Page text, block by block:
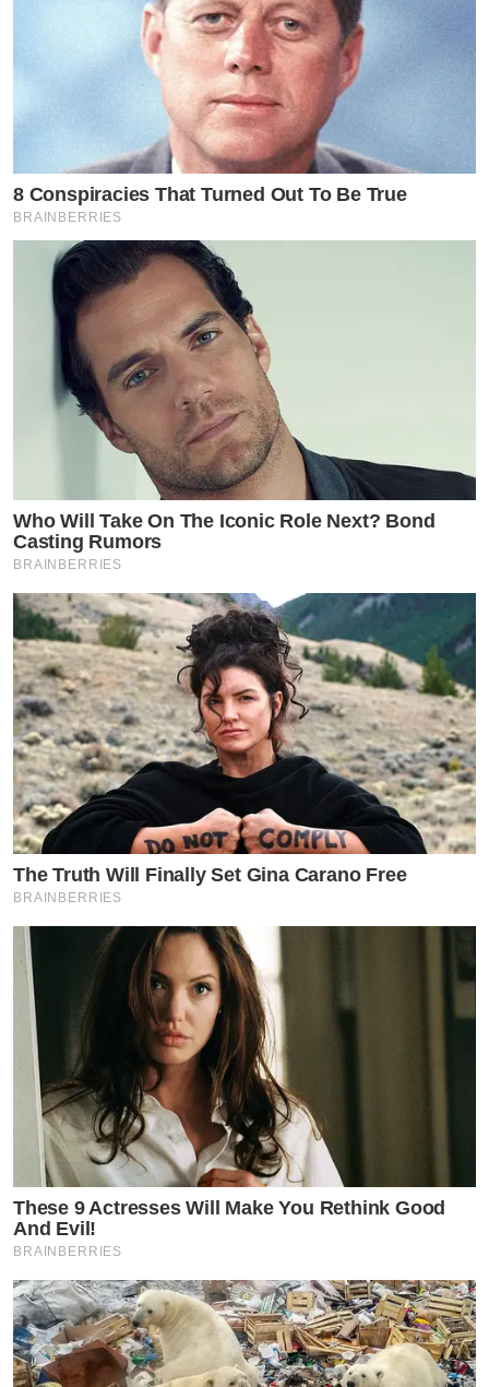
8 Conspiracies That Turned Out To Be True
BRAINBERRIES
Who Will Take On The Iconic Role Next? Bond
Casting Rumors
BRAINBERRIES
The Truth Will Finally Set Gina Carano Free
BRAINBERRIES
These 9 Actresses Will Make You Rethink Good
And Evil!
BRAINBERRIES